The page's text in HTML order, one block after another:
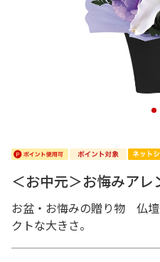
1
＜お中元＞お悔みアレ
お盆・お悔みの贈り物 仏
クトな大きさ。